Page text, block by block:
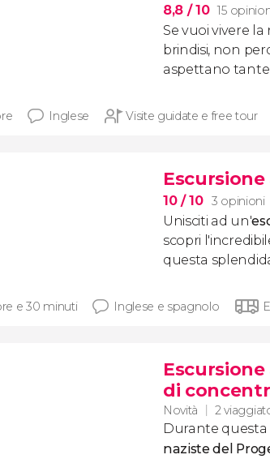
8,8 / 10 15
Se vuoi vivere
brindisi, non
aspettano tante
Inglese Visite guidate e free tour
Escursione
10/ 10 3 opinioni
Unisciti ad un'
scopri
questa
e 30 minuti Inglese e spagnolo
di
Novità 2
Durante questa
naziste del